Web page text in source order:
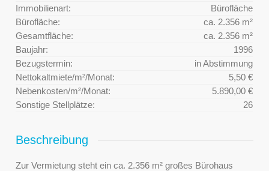
Immobilienart:
Bürofläche
Bürofläche:
ca. 2.356 m²
Gesamtfläche:
ca. 2.356 m²
Baujahr:
1996
Bezugstermin:
in Abstimmung
Nettokaltmiete/m²/Monat:
5,50 €
Nebenkosten/m²/Monat:
5.890,00 €
Sonstige Stellplätze:
26
Beschreibung
Zur Vermietung steht ein ca. 2.356 m² großes Bürohaus